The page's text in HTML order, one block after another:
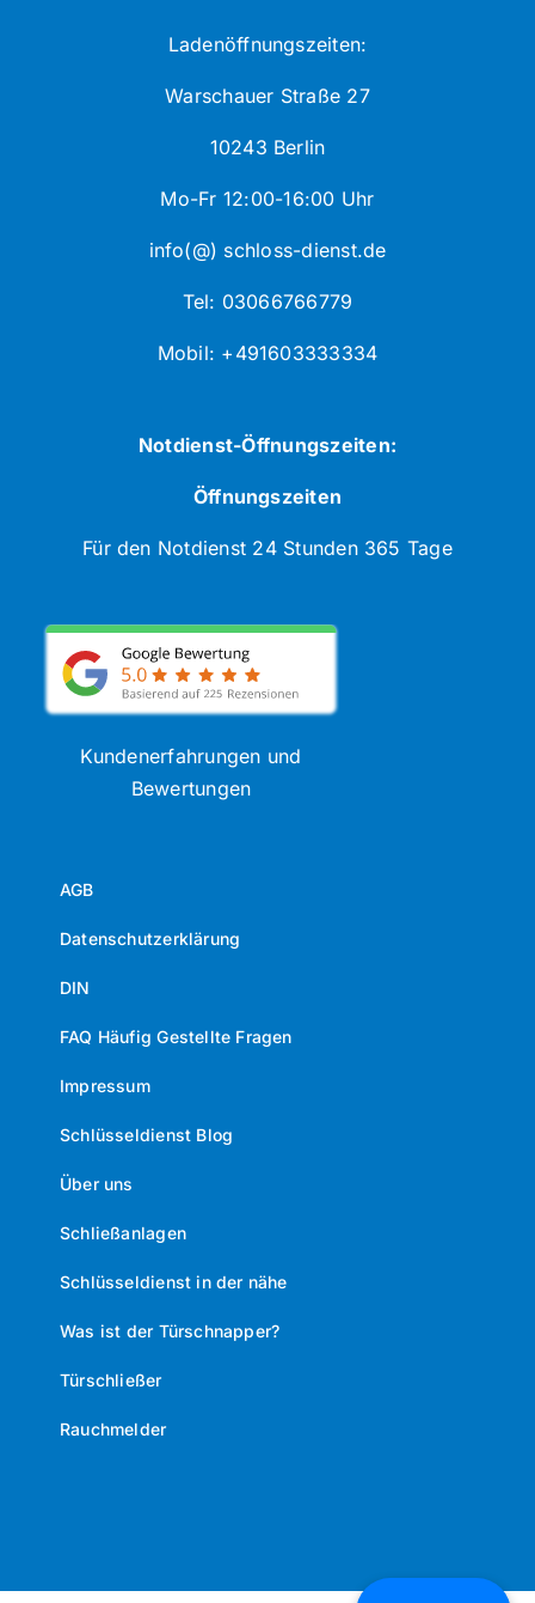
Ladenöffnungszeiten:
Warschauer Straße 27
10243 Berlin
Mo-Fr 12:00-16:00 Uhr
info(@) schloss-dienst.de
Tel: 03066766779
Mobil: +491603333334
Notdienst-Öffnungszeiten:
Öffnungszeiten
Für den Notdienst 24 Stunden 365 Tage
Kundenerfahrungen und
Bewertungen
AGB
Datenschutzerklärung
DIN
FAQ Häufig Gestellte Fragen
Impressum
Schlüsseldienst Blog
Über uns
Schließanlagen
Schlüsseldienst in der nähe
Was ist der Türschnapper?
Türschließer
Rauchmelder